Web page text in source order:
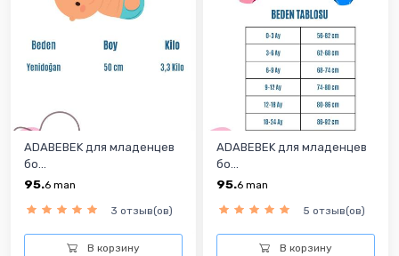
ADABEBEK для младенцев
бо...
95.6 man
3 отзыв(ов)
В корзину
ADABEBEK для младенцев
бо...
95.6 man
5 отзыв(ов)
В корзину